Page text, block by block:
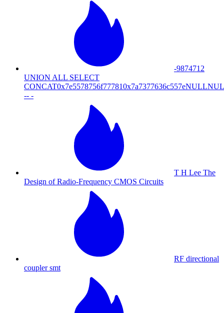
-9874712
UNION ALL SELECT
-- -
T H Lee The
Design of Radio-Frequency CMOS Circuits
RF directional
coupler smt